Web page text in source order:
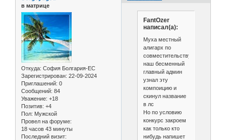
в матрице
Откуда: София Болгария-ЕС
Зарегистрирован: 22-09-2024
Приглашений: 0
Сообщений: 84
Уважение: +18
Позитив: +4
Пол: Мужской
Провел на форуме:
18 часов 43 минуты
Последний визит:
FantOzer
написал(а):
Муха местный
алигарх по
совместительству
наш бесменный
главный админ
узнал эту
компоицию и
скинул название
в лс
Но по условию
конкурс закроем
как только кто
нибудь напишет